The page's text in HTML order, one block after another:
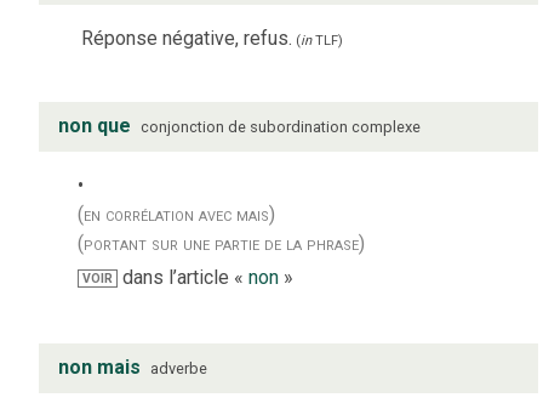
Réponse négative, refus. (inTLF)
non que conjonction de subordination complexe
(en corrélation avec mais)
(portant sur une partie de la phrase)
VOIR dans l’article «non »
non mais adverbe